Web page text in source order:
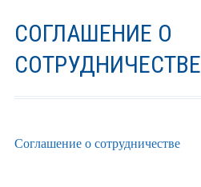
СОГЛАШЕНИЕ О
СОТРУДНИЧЕСТВЕ
Соглашение о сотрудничестве